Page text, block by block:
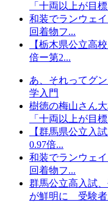
「十両以上が目標
和装でランウェ
回着物フ...
【栃木県公立高
倍ー第2...
あ、それってグ
学入門
樹徳の梅山さん
「十両以上が目標
【群馬県公立入
0.97倍...
和装でランウェ
回着物フ...
群馬公立高入試
が鮮明に 受験者